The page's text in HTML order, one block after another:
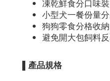
凍乾鮮食分口味
小型犬一餐份量
狗狗零食分格收納
避免開大包飼料
產品規格